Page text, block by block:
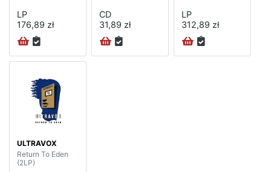
LP
176,89 zł
CD
31,89 zł
LP
312,89 zł
ULTRAVOX
Return To Eden
(2LP)